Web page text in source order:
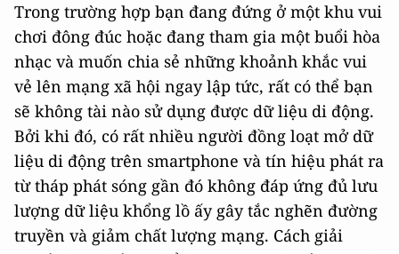
Trong trường hợp bạn đang đứng ở một khu vui
chơi đông đúc hoặc đang tham gia một buổi hòa
nhạc và muốn chia sẻ những khoảnh khắc vui
vẻ lên mạng xã hội ngay lập tức, rất có thể bạn
sẽ không tài nào sử dụng được dữ liệu di động.
Bởi khi đó, có rất nhiều người đồng loạt mở dữ
liệu di động trên smartphone và tín hiệu phát ra
từ tháp phát sóng gần đó không đáp ứng đủ lưu
lượng dữ liệu khổng lồ ấy gây tắc nghẽn đường
truyền và giảm chất lượng mạng. Cách giải